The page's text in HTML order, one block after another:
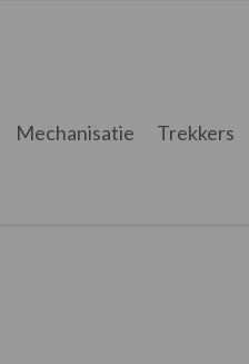
Mechanisatie Trekkers